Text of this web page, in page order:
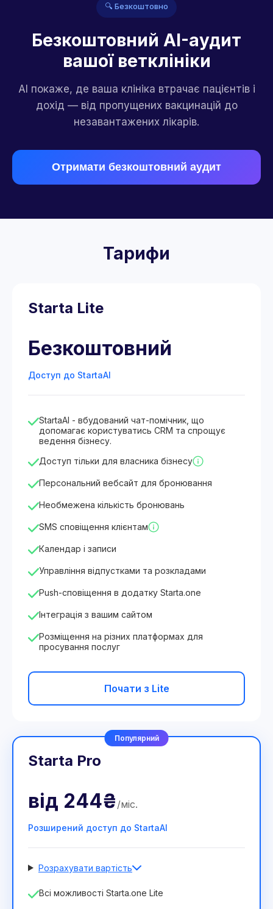
🔍 Безкоштовно
Безкоштовний AI-аудит
вашої ветклініки
AI покаже, де ваша клініка втрачає пацієнтів і
дохід — від пропущених вакцинацій до
незавантажених лікарів.
Отримати безкоштовний аудит
Тарифи
Starta Lite
Безкоштовний
Доступ до StartaAI
StartaAI - вбудований чат-помічник, що
допомагає користуватись CRM та спрощує
ведення бізнесу.
Доступ тільки для власника бізнесу
Персональний вебсайт для бронювання
Необмежена кількість бронювань
SMS сповіщення клієнтам
Календар і записи
Управління відпустками та розкладами
Push-сповіщення в додатку Starta.one
Інтеграція з вашим сайтом
Розміщення на різних платформах для
просування послуг
Почати з Lite
Популярний
Starta Pro
від 244₴ /міс.
Розширений доступ до StartaAI
Розрахувати вартість
Кількість співробітників
Всі можливості Starta.one Lite